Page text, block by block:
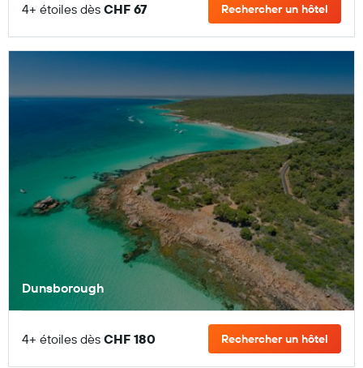
4+ étoiles dès CHF 67 Rechercher un hôtel
Dunsborough
4+ étoiles dès CHF 180 Rechercher un hôtel